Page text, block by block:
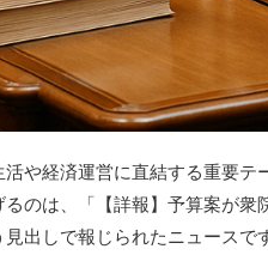
や経済運営に直結する重要
のは、「【詳報】予算案が
出しで報じられたニュース